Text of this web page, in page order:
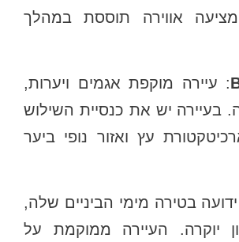
אווירה תוססת במהלך
: עיירה מוקפת אגמים ויערות,
בעיירה יש את כנסיית השילוש
עץ ואזור נופי ביער
בטירה מימי הביניים שלה,
יוקרה. העיירה ממוקמת על